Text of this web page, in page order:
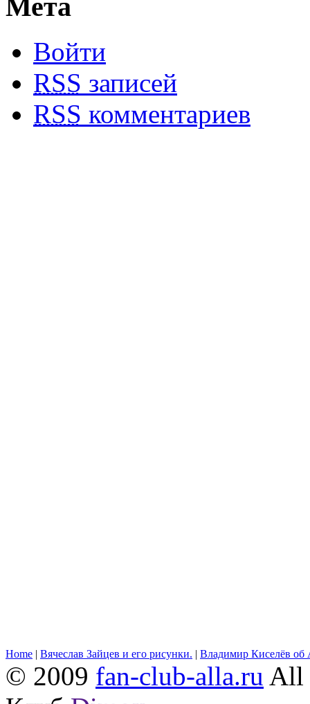
Мета
Войти
RSS записей
RSS комментариев
Home | Вячеслав Зайцев и его рисунки. | Владимир Киселёв об
© 2009 fan-club-alla.ru All